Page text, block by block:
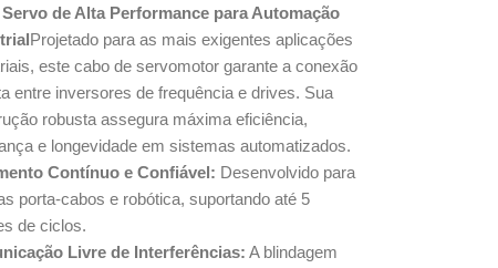
de Alta Performance para Automação
Projetado para as mais exigentes aplicações
este cabo de servomotor garante a conexão
entre inversores de frequência e drives. Sua
robusta assegura máxima eficiência,
e longevidade em sistemas automatizados.
Contínuo e Confiável: Desenvolvido para
porta-cabos e robótica, suportando até 5
de ciclos.
Livre de Interferências: A blindagem